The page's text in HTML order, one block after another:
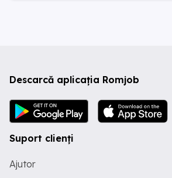
Descarcă aplicația Romjob
Suport clienți
Ajutor